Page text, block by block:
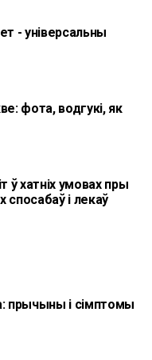
- універсальны
фота, водгукі, як
ў хатніх умовах пры
і лекаў
прычыны і сімптомы